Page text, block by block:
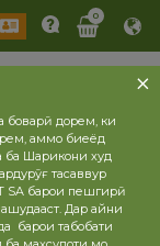
0
боварӣ дорем, ки
аммо биеёд
ба Шарикони худ
тасаввур
SA барои пешгирӣ
Дар айни
барои табобати